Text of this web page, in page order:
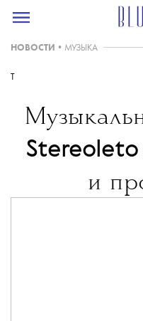
НОВОСТИ • МУЗЫКА
T
Stereoleto
и